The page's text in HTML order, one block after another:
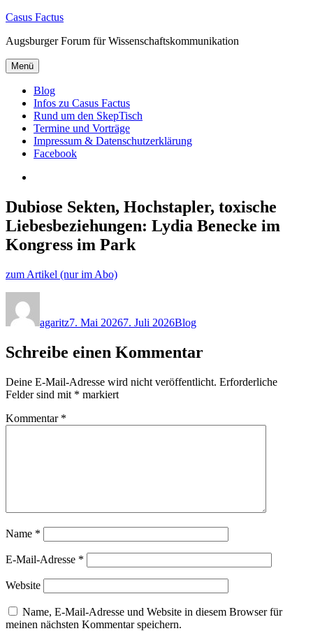
Zum
springen
Casus Factus
Augsburger Forum für Wissenschaftskommunikation
Menü
Blog
Infos zu Casus Factus
Rund um den SkepTisch
Termine und Vorträge
Impressum & Datenschutzerklärung
Facebook
Dubiose Sekten, Hochstapler, toxische
Liebesbeziehungen: Lydia Benecke im
Kongress im Park
zum Artikel (nur im Abo)
agaritz7. Mai 20267. Juli 2026Blog
Schreibe einen Kommentar
Deine E-Mail-Adresse wird nicht veröffentlicht. Erforderliche
Felder sind mit * markiert
Kommentar *
Name *
E-Mail-Adresse *
Website
Name, E-Mail-Adresse und Website in diesem Browser für
meinen nächsten Kommentar speichern.